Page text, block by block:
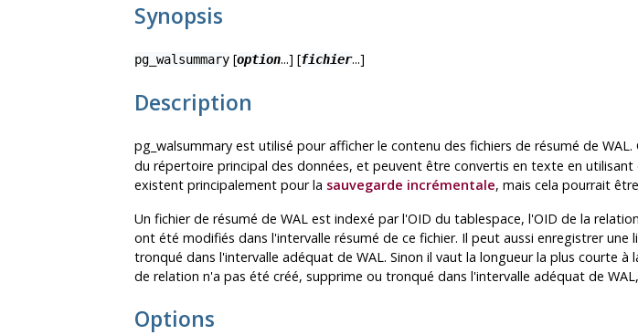
Synopsis
pg_walsummary [option...] [fichier...]
Description
pg_walsummary est utilisé pour afficher le contenu des fichiers de résumé de
du répertoire principal des données, et peuvent être convertis en texte en
existent principalement pour la sauvegarde incrémentale, mais cela pourrait
Un fichier de résumé de WAL est indexé par l'OID du tablespace, l'OID de la
ont été modifiés dans l'intervalle résumé de ce fichier. Il peut aussi enregistrer
tronqué dans l'intervalle adéquat de WAL. Sinon il vaut la longueur la plus courte
de relation n'a pas été créé, supprime ou tronqué dans l'intervalle adéquat de
Options